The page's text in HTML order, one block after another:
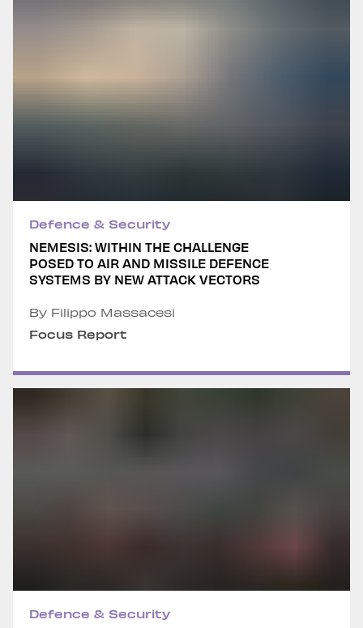
Defence & Security
NEMESIS: WITHIN THE CHALLENGE
POSED TO AIR AND MISSILE DEFENCE
SYSTEMS BY NEW ATTACK VECTORS
By Filippo Massacesi
Focus Report
Defence & Security